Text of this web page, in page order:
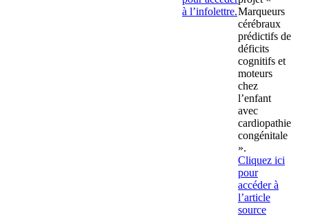
à l’infolettre.Marqueurs
cérébraux
prédictifs de
déficits
cognitifs et
moteurs
chez
l’enfant
avec
cardiopathie
congénitale
».
Cliquez ici
pour
accéder à
l’article
source